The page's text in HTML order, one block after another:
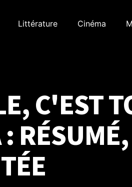
Littérature Cinéma
C'EST